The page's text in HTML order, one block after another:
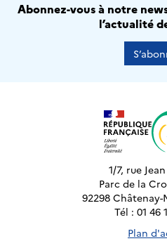
Abonnez-vous à notre
l’actualité
1/7, rue
Parc de la
92298
Tél : 01 46
Plan